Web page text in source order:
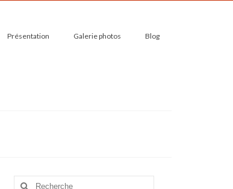
Présentation Galerie photos Blog
Rechercher